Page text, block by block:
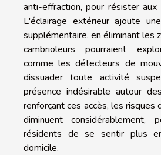
anti-effraction, pour résister
L'éclairage extérieur ajoute
supplémentaire, en éliminant les
cambrioleurs pourraient
comme les détecteurs de
dissuader toute activité
présence indésirable autour
renforçant ces accès, les risques
diminuent considérablement,
résidents de se sentir plus
domicile.